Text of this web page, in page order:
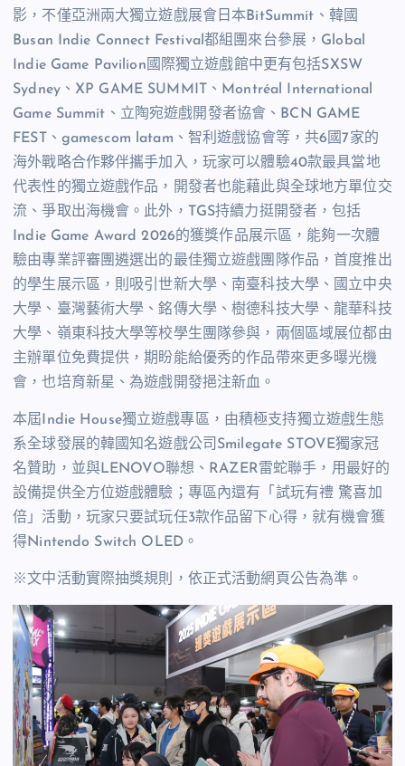
影，不僅亞洲兩大獨立遊戲展會日本BitSummit、韓國
Busan Indie Connect Festival都組團來台參展，Global
Indie Game Pavilion國際獨立遊戲館中更有包括SXSW
Sydney、XP GAME SUMMIT、Montréal International
Game Summit、立陶宛遊戲開發者協會、BCN GAME
FEST、gamescom latam、智利遊戲協會等，共6國7家的
海外戰略合作夥伴攜手加入，玩家可以體驗40款最具當地
代表性的獨立遊戲作品，開發者也能藉此與全球地方單位交
流、爭取出海機會。此外，TGS持續力挺開發者，包括
Indie Game Award 2026的獲獎作品展示區，能夠一次體
驗由專業評審團遴選出的最佳獨立遊戲團隊作品，首度推出
的學生展示區，則吸引世新大學、南臺科技大學、國立中央
大學、臺灣藝術大學、銘傳大學、樹德科技大學、龍華科技
大學、嶺東科技大學等校學生團隊參與，兩個區域展位都由
主辦單位免費提供，期盼能給優秀的作品帶來更多曝光機
會，也培育新星、為遊戲開發挹注新血。
本屆Indie House獨立遊戲專區，由積極支持獨立遊戲生態
系全球發展的韓國知名遊戲公司Smilegate STOVE獨家冠
名贊助，並與LENOVO聯想、RAZER雷蛇聯手，用最好的
設備提供全方位遊戲體驗；專區內還有「試玩有禮 驚喜加
倍」活動，玩家只要試玩任3款作品留下心得，就有機會獲
得Nintendo Switch OLED。
※文中活動實際抽獎規則，依正式活動網頁公告為準。